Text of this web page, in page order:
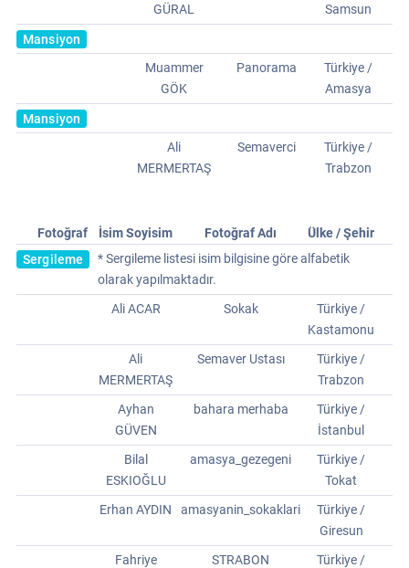
GÜRAL
Samsun
Mansiyon
Muammer
GÖK
Panorama
Türkiye /
Amasya
Mansiyon
Ali
MERMERTAŞ
Semaverci
Türkiye /
Trabzon
Fotoğraf İsim Soyisim Fotoğraf Adı
Ülke / Şehir
Sergileme
* Sergileme listesi isim bilgisine göre alfabetik
olarak yapılmaktadır.
Ali ACAR
Sokak
Türkiye /
Kastamonu
Ali
MERMERTAŞ
Semaver Ustası
Türkiye /
Trabzon
Ayhan
GÜVEN
bahara merhaba
Türkiye /
İstanbul
Bilal
ESKIOĞLU
amasya_gezegeni
Türkiye /
Tokat
Erhan AYDIN
amasyanin_sokaklari
Türkiye /
Giresun
Fahriye
STRABON
Türkiye /